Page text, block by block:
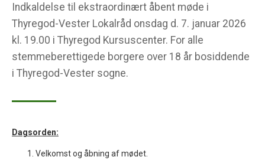
Indkaldelse til ekstraordinært åbent møde i
Thyregod-Vester Lokalråd onsdag d. 7. januar 2026
kl. 19.00 i Thyregod Kursuscenter. For alle
stemmeberettigede borgere over 18 år bosiddende
i Thyregod-Vester sogne.
Dagsorden:
Velkomst og åbning af mødet.